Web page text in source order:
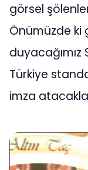
görsel
Önümüzde ki
duyacağımız
Türkiye
imza